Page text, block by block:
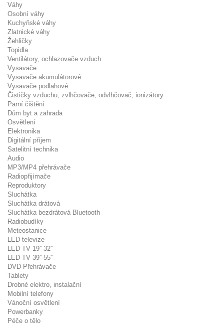
Váhy
Osobní váhy
Kuchyňské váhy
Zlatnické váhy
Žehličky
Topidla
Ventilátory, ochlazovače vzduch
Vysavače
Vysavače akumulátorové
Vysavače podlahové
Čističky vzduchu, zvlhčovače, odvlhčovač, ionizátory
Parní čištění
Dům byt a zahrada
Osvětlení
Elektronika
Digitální příjem
Satelitní technika
Audio
MP3/MP4 přehrávače
Radiopřijímače
Reproduktory
Sluchátka
Sluchátka drátová
Sluchátka bezdrátová Bluetooth
Radiobudíky
Meteostanice
LED televize
LED TV 19''-32''
LED TV 39''-55''
DVD Přehrávače
Tablety
Drobné elektro, instalační
Mobilní telefony
Vánoční osvětlení
Powerbanky
Péče o tělo